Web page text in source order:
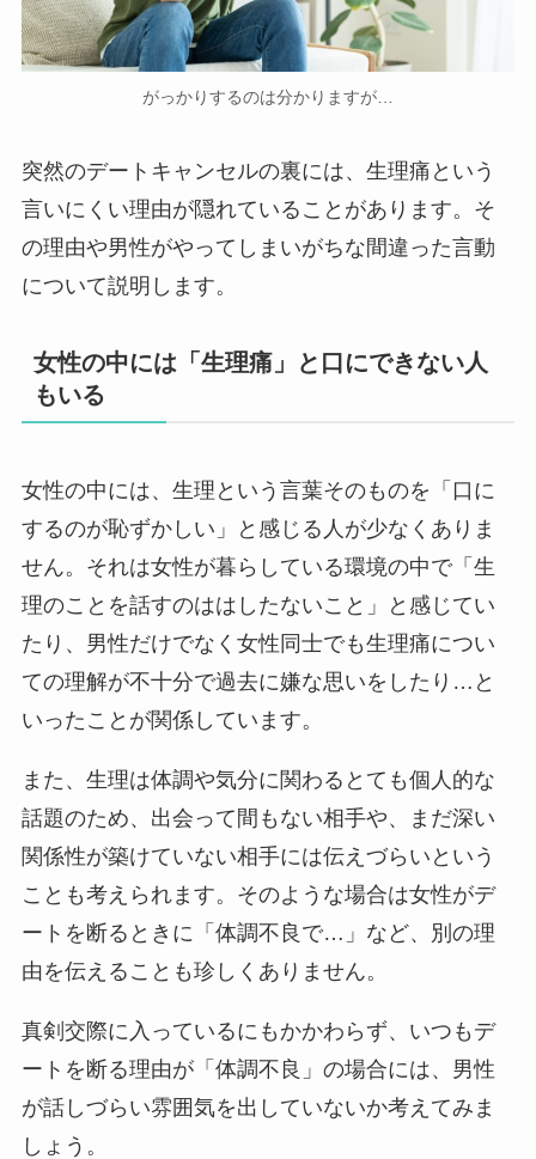
がっかりするのは分かりますが…
突然のデートキャンセルの裏には、生理痛という
言いにくい理由が隠れていることがあります。そ
の理由や男性がやってしまいがちな間違った言動
について説明します。
女性の中には「生理痛」と口にできない人
もいる
女性の中には、生理という言葉そのものを「口に
するのが恥ずかしい」と感じる人が少なくありま
せん。それは女性が暮らしている環境の中で「生
理のことを話すのははしたないこと」と感じてい
たり、男性だけでなく女性同士でも生理痛につい
ての理解が不十分で過去に嫌な思いをしたり…と
いったことが関係しています。
また、生理は体調や気分に関わるとても個人的な
話題のため、出会って間もない相手や、まだ深い
関係性が築けていない相手には伝えづらいという
ことも考えられます。そのような場合は女性がデ
ートを断るときに「体調不良で…」など、別の理
由を伝えることも珍しくありません。
真剣交際に入っているにもかかわらず、いつもデ
ートを断る理由が「体調不良」の場合には、男性
が話しづらい雰囲気を出していないか考えてみま
しょう。